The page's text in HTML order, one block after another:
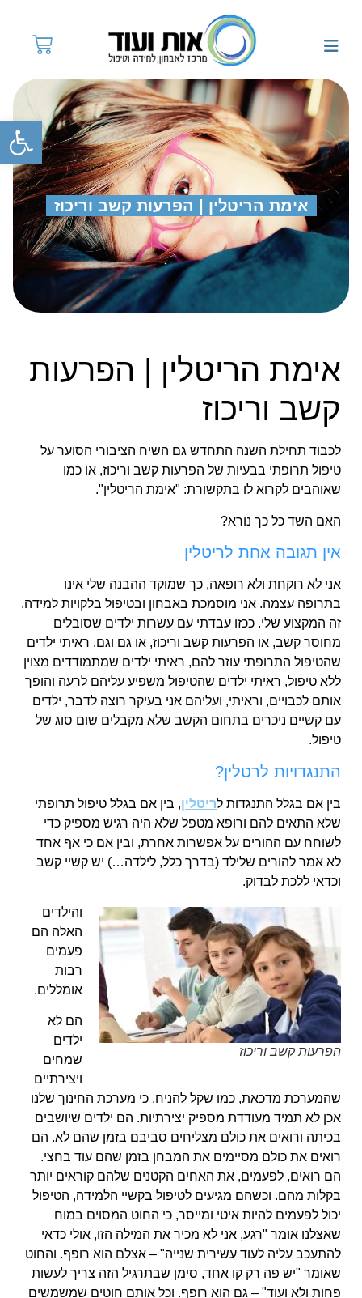
אימת הריטלין | הפרעות קשב וריכוז
אימת הריטלין | הפרעות
קשב וריכוז
לכבוד תחילת השנה התחדש גם השיח הציבורי הסוער על
טיפול תרופתי בבעיות של הפרעות קשב וריכוז, או כמו
שאוהבים לקרוא לו בתקשורת: "אימת הריטלין".
האם השד כל כך נורא?
אין תגובה אחת לריטלין
אני לא רוקחת ולא רופאה, כך שמוקד ההבנה שלי אינו
בתרופה עצמה. אני מוסמכת באבחון ובטיפול בלקויות למידה.
זה המקצוע שלי. ככזו עבדתי עם עשרות ילדים שסובלים
מחוסר קשב, או הפרעות קשב וריכוז, או גם וגם. ראיתי ילדים
שהטיפול התרופתי עוזר להם, ראיתי ילדים שמתמודדים מצוין
ללא טיפול, ראיתי ילדים שהטיפול משפיע עליהם לרעה והופך
אותם לכבויים, וראיתי, ועליהם אני בעיקר רוצה לדבר, ילדים
עם קשיים ניכרים בתחום הקשב שלא מקבלים שום סוג של
טיפול.
התנגדויות לרטלין?
בין אם בגלל התנגדות לריטלין, בין אם בגלל טיפול תרופתי
שלא התאים להם ורופא מטפל שלא היה רגיש מספיק כדי
לשוחח עם ההורים על אפשרות אחרת, ובין אם כי אף אחד
לא אמר להורים שלילד (בדרך כלל, לילדה…) יש קשיי קשב
וכדאי ללכת לבדוק.
הפרעות קשב וריכוז
והילדים
האלה הם
פעמים
רבות
אומללים.
הם לא
ילדים
שמחים
ויצירתיים
שהמערכת מדכאת, כמו שקל להניח, כי מערכת החינוך שלנו
אכן לא תמיד מעודדת מספיק יצירתיות. הם ילדים שיושבים
בכיתה ורואים את כולם מצליחים סביבם בזמן שהם לא. הם
רואים את כולם מסיימים את המבחן בזמן שהם עוד בחצי.
הם רואים, לפעמים, את האחים הקטנים שלהם קוראים יותר
בקלות מהם. וכשהם מגיעים לטיפול בקשיי הלמידה, הטיפול
יכול לפעמים להיות איטי ומייסר, כי החוט המסוים במוח
שאצלנו אומר "רגע, אני לא מכיר את המילה הזו, אולי כדאי
להתעכב עליה לעוד עשירית שנייה" – אצלם הוא רופף. והחוט
שאומר "יש פה רק קו אחד, סימן שבתרגיל הזה צריך לעשות
פחות ולא ועוד" – גם הוא רופף. וכל אותם חוטים שמשמשים